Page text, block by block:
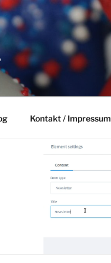
Kontakt / Impressum